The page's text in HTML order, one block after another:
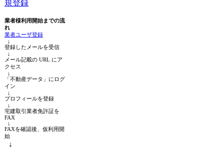
規登録
業者様利用開始までの流
れ
業者ユーザ登録
↓
登録したメールを受信
↓
メール記載の URL にア
クセス
↓
「不動産データ」にログ
イン
↓
プロフィールを登録
↓
宅建取引業者免許証を
FAX
↓
FAXを確認後、仮利用開
始
↓